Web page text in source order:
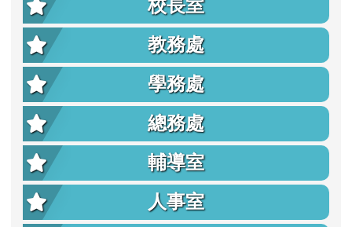
校長室
教務處
學務處
總務處
輔導室
人事室